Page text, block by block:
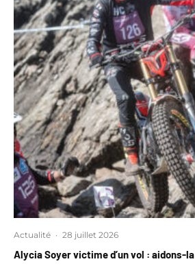
Actualité · 28 juillet 2026
Alycia Soyer victime d’un vol : aidons-